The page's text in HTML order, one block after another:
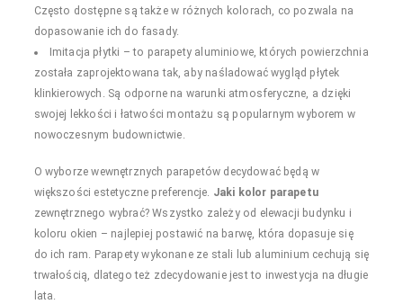
Często dostępne są także w różnych kolorach, co pozwala na
dopasowanie ich do fasady.
Imitacja płytki – to parapety aluminiowe, których powierzchnia
została zaprojektowana tak, aby naśladować wygląd płytek
klinkierowych. Są odporne na warunki atmosferyczne, a dzięki
swojej lekkości i łatwości montażu są popularnym wyborem w
nowoczesnym budownictwie.
O wyborze wewnętrznych parapetów decydować będą w
większości estetyczne preferencje. Jaki kolor parapetu
zewnętrznego wybrać? Wszystko zależy od elewacji budynku i
koloru okien – najlepiej postawić na barwę, która dopasuje się
do ich ram. Parapety wykonane ze stali lub aluminium cechują się
trwałością, dlatego też zdecydowanie jest to inwestycja na długie
lata.